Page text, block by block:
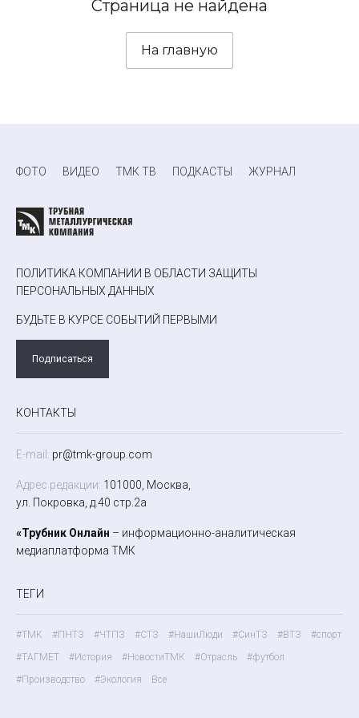
Страница не найдена
На главную
ФОТО ВИДЕО ТМК ТВ ПОДКАСТЫ ЖУРНАЛ
ПОЛИТИКА КОМПАНИИ В ОБЛАСТИ ЗАЩИТЫ
ПЕРСОНАЛЬНЫХ ДАННЫХ
БУДЬТЕ В КУРСЕ СОБЫТИЙ ПЕРВЫМИ
Подписаться
КОНТАКТЫ
E-mail: pr@tmk-group.com
Адрес редакции: 101000, Москва,
ул. Покровка, д.40 стр.2а
«Трубник Онлайн – информационно-аналитическая
медиаплатформа ТМК
ТЕГИ
#ТМК #ПНТЗ #ЧТПЗ #СТЗ #НашиЛюди #СинТЗ #ВТЗ
#спорт
#ТАГМЕТ
#История #НовостиТМК #Отрасль
#футбол
#Производство
#Экология Все